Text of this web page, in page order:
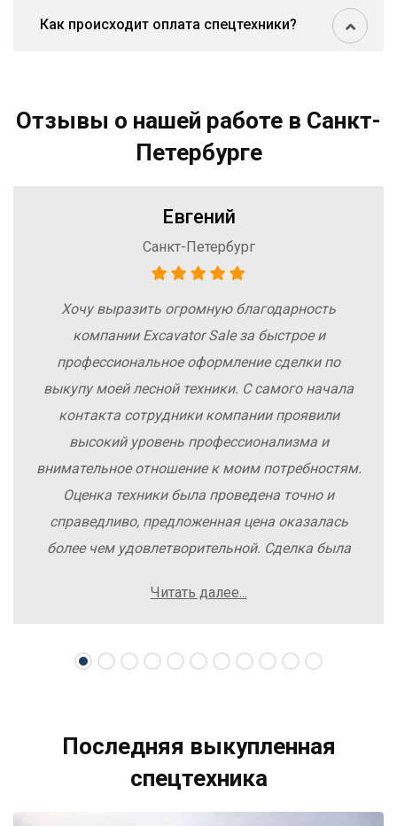
Как происходит оплата спецтехники?
Отзывы о нашей работе в Санкт-
Петербурге
Евгений
Санкт-Петербург
Хочу выразить огромную благодарность
компании Excavator Sale за быстрое и
профессиональное оформление сделки по
выкупу моей лесной техники. С самого начала
контакта сотрудники компании проявили
высокий уровень профессионализма и
внимательное отношение к моим потребностям.
Оценка техники была проведена точно и
справедливо, предложенная цена оказалась
более чем удовлетворительной. Сделка была
осложнений. Рекомендую компанию Excavator
свою спецтехнику.
Читать далее...
Последняя выкупленная
спецтехника